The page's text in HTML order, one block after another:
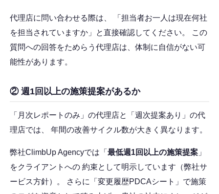
代理店に問い合わせる際は、 「担当者お一人は現在何社
を担当されていますか」と直接確認してください。 この
質問への回答をためらう代理店は、体制に自信がない可
能性があります。
② 週1回以上の施策提案があるか
「月次レポートのみ」の代理店と「週次提案あり」の代
理店では、 年間の改善サイクル数が大きく異なります。
弊社ClimbUp Agencyでは「 最低週1回以上の施策提案 」
をクライアントへの 約束として明示しています（弊社サ
ービス方針）。 さらに「変更履歴PDCAシート」で施策